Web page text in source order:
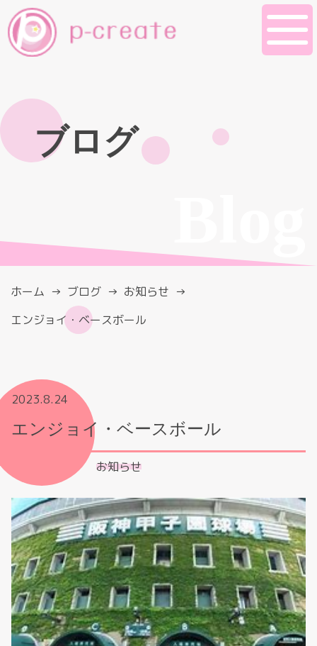
ブログ
ホーム ブログ
お知らせ
エンジョイ・ベースボール
2023.8.24
エンジョイ・ベースボール
お知らせ